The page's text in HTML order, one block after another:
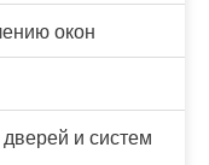
окон
и систем